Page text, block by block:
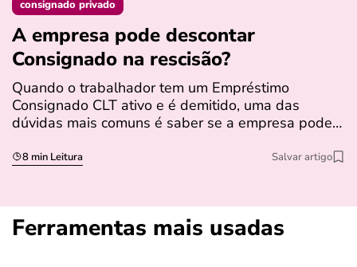
consignado privado
A empresa pode descontar
Consignado na rescisão​?
Quando o trabalhador tem um Empréstimo
Consignado CLT ativo e é demitido, uma das
dúvidas mais comuns é saber se a empresa pode…
8 min Leitura Salvar artigo
Ferramentas mais usadas